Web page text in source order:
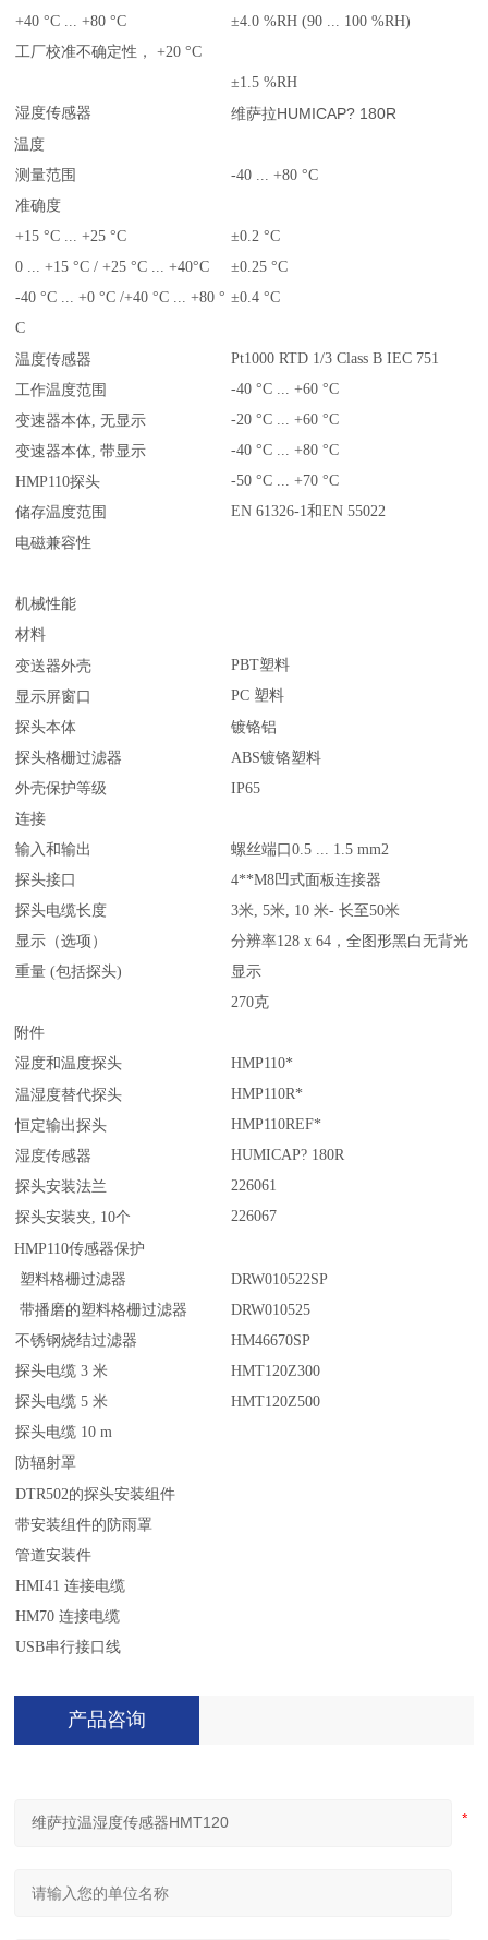
+40 °C ... +80 °C
工厂校准不确定性， +20 °C
±4.0 %RH (90 ... 100 %RH)
±1.5 %RH
湿度传感器
维萨拉HUMICAP? 180R
温度
测量范围
-40 ... +80 °C
准确度
+15 °C ... +25 °C
0 ... +15 °C / +25 °C ... +40°C
-40 °C ... +0 °C /+40 °C ... +80 °
C
±0.2 °C
±0.25 °C
±0.4 °C
温度传感器
工作温度范围
变速器本体, 无显示
变速器本体, 带显示
HMP110探头
储存温度范围
电磁兼容性
Pt1000 RTD 1/3 Class B IEC 751
-40 °C ... +60 °C
-20 °C ... +60 °C
-40 °C ... +80 °C
-50 °C ... +70 °C
EN 61326-1和EN 55022
机械性能
材料
变送器外壳
显示屏窗口
PBT塑料
PC 塑料
探头本体
镀铬铝
探头格栅过滤器
ABS镀铬塑料
外壳保护等级
IP65
连接
输入和输出
螺丝端口0.5 ... 1.5 mm2
探头接口
探头电缆长度
显示（选项）
重量 (包括探头)
4**M8凹式面板连接器
3米, 5米, 10 米- 长至50米
分辨率128 x 64，全图形黑白无背光
显示
270克
附件
湿度和温度探头
温湿度替代探头
恒定输出探头
湿度传感器
探头安装法兰
探头安装夹, 10个
HMP110*
HMP110R*
HMP110REF*
HUMICAP? 180R
226061
226067
HMP110传感器保护
塑料格栅过滤器
DRW010522SP
带播磨的塑料格栅过滤器
不锈钢烧结过滤器
DRW010525
HM46670SP
探头电缆 3 米
HMT120Z300
探头电缆 5 米
HMT120Z500
探头电缆 10 m
防辐射罩
DTR502的探头安装组件
带安装组件的防雨罩
管道安装件
HMI41 连接电缆
HM70 连接电缆
USB串行接口线
产品咨询